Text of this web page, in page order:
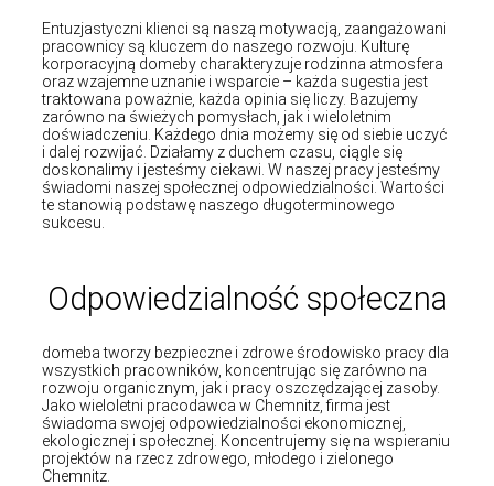
Entuzjastyczni klienci są naszą motywacją, zaangażowani
pracownicy są kluczem do naszego rozwoju. Kulturę
korporacyjną domeby charakteryzuje rodzinna atmosfera
oraz wzajemne uznanie i wsparcie – każda sugestia jest
traktowana poważnie, każda opinia się liczy. Bazujemy
zarówno na świeżych pomysłach, jak i wieloletnim
doświadczeniu. Każdego dnia możemy się od siebie uczyć
i dalej rozwijać. Działamy z duchem czasu, ciągle się
doskonalimy i jesteśmy ciekawi. W naszej pracy jesteśmy
świadomi naszej społecznej odpowiedzialności. Wartości
te stanowią podstawę naszego długoterminowego
sukcesu.
Odpowiedzialność społeczna
domeba tworzy bezpieczne i zdrowe środowisko pracy dla
wszystkich pracowników, koncentrując się zarówno na
rozwoju organicznym, jak i pracy oszczędzającej zasoby.
Jako wieloletni pracodawca w Chemnitz, firma jest
świadoma swojej odpowiedzialności ekonomicznej,
ekologicznej i społecznej. Koncentrujemy się na wspieraniu
projektów na rzecz zdrowego, młodego i zielonego
Chemnitz.